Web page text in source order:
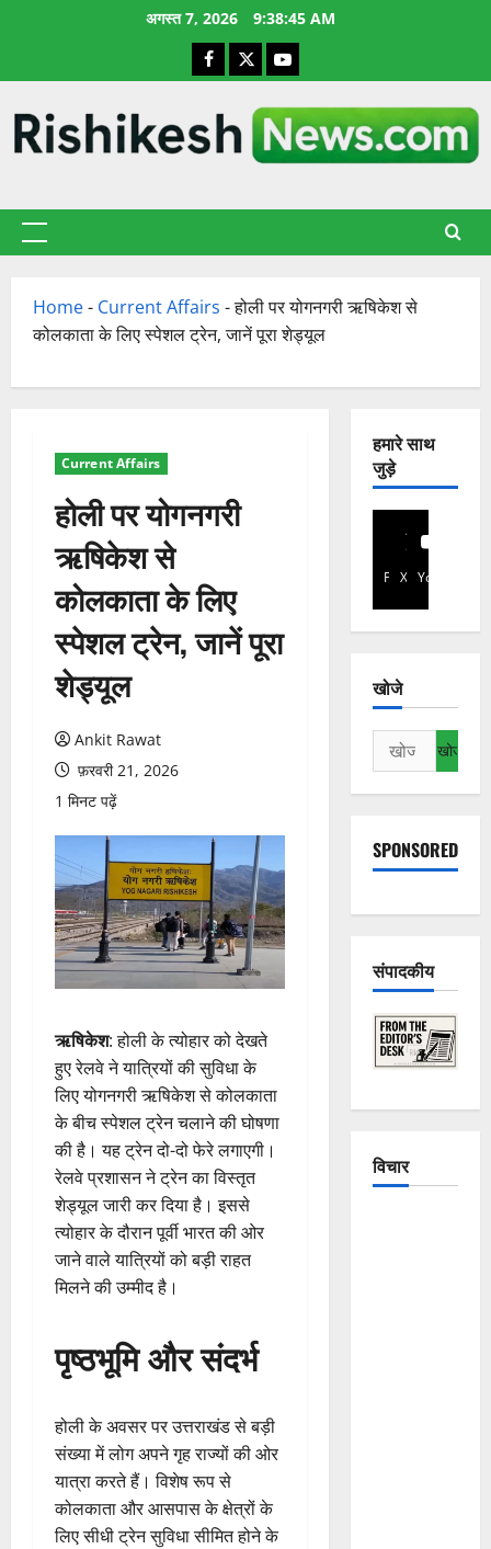
अगस्त 7, 2026 9:38:45 AM
Facebook
X YouTube
प्राथमिक
Home- Current Affairs -होली पर योगनगरी ऋषिकेश से
कोलकाता के लिए स्पेशल ट्रेन, जानें पूरा शेड्यूल
Current Affairs
होली पर योगनगरी
ऋषिकेश से
कोलकाता के लिए
स्पेशल ट्रेन, जानें पूरा
शेड्यूल
Ankit Rawat
फ़रवरी 21, 2026
1 मिनट पढ़ें
ऋषिकेश: होली के त्योहार को देखते
हुए रेलवे ने यात्रियों की सुविधा के
लिए योगनगरी ऋषिकेश से कोलकाता
के बीच स्पेशल ट्रेन चलाने की घोषणा
की है। यह ट्रेन दो-दो फेरे लगाएगी।
रेलवे प्रशासन ने ट्रेन का विस्तृत
शेड्यूल जारी कर दिया है। इससे
त्योहार के दौरान पूर्वी भारत की ओर
जाने वाले यात्रियों को बड़ी राहत
मिलने की उम्मीद है।
पृष्ठभूमि और संदर्भ
होली के अवसर पर उत्तराखंड से बड़ी
संख्या में लोग अपने गृह राज्यों की ओर
यात्रा करते हैं। विशेष रूप से
कोलकाता और आसपास के क्षेत्रों के
लिए सीधी ट्रेन सुविधा सीमित होने के
हमारे साथ
जुड़े
Facebook
X YouTube
खोजे
निम्न
को
खोजें:
SPONSORED
संपादकीय
विचार